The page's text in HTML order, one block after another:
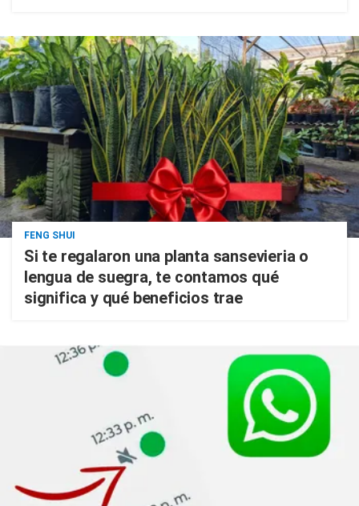
FENG SHUI
Si te regalaron una planta sansevieria o
lengua de suegra, te contamos qué
significa y qué beneficios trae